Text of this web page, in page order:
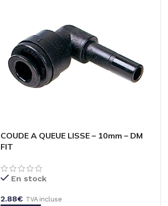
COUDE A QUEUE LISSE – 10mm – DM
FIT
En stock
2.88€ TVA incluse